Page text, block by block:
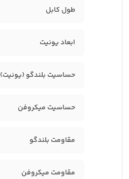
طول کابل
ابعاد یونیت
حساسیت بلندگو (یونیت)
حساسیت میکروفن
مقاومت بلندگو
مقاومت میکروفن